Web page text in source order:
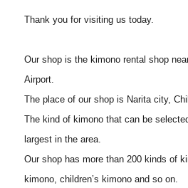
Thank you for visiting us today.
Our shop is the kimono rental shop
Airport.
The place of our shop is Narita city,
The kind of kimono that can be
largest in the area.
Our shop has more than 200 kinds of
kimono, children’s kimono and so on.